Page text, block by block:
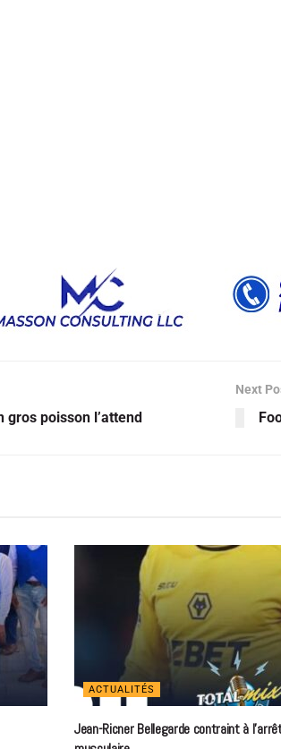
gros poisson l’attend
Next
ACTUALITÉS
Jean-Ricner Bellegarde contraint à